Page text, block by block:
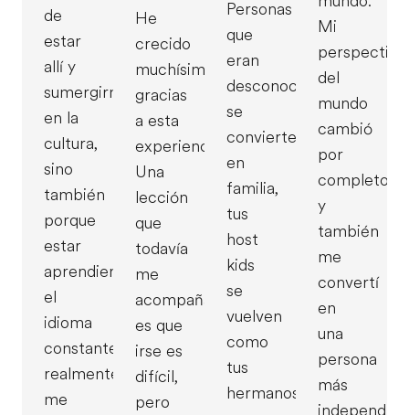
de
estar
allí y
sumergirme
en la
cultura,
sino
también
porque
estar
aprendiendo
el
idioma
constantemente
realmente
me
He
crecido
muchísimo
gracias
a esta
experiencia.
Una
lección
que
todavía
me
acompaña
es que
irse es
difícil,
pero
Personas
que
eran
desconocidas
se
convierten
en
familia,
tus
host
kids
se
vuelven
como
tus
hermanos
Mi
perspectiva
del
mundo
cambió
por
completo
y
también
me
convertí
en
una
persona
más